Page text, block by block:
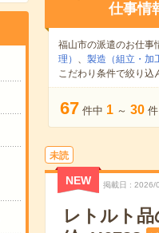
仕事情
福山市の派遣のお仕事
理） 、 製造（組立・加
こだわり条件で絞り込
67 件中 1 ～ 30
未読
NEW 掲載日 2026/
レトルト